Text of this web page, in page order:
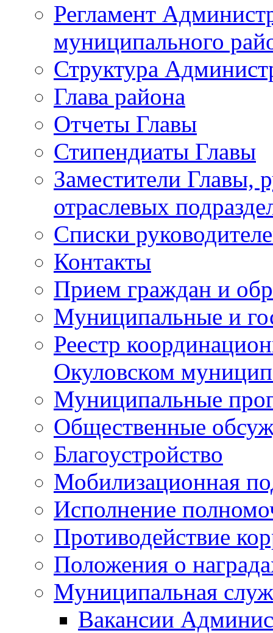
Регламент
муниципального
Структура
Глава района
Отчеты Главы
Стипендиаты Главы
Заместители Главы,
отраслевых
Списки
Контакты
Прием граждан и
Муниципальные и
Реестр
Окуловском
Муниципальные
Общественные
Благоустройство
Мобилизационная
Исполнение
Противодействие
Положения о
Муниципальная
Вакансии